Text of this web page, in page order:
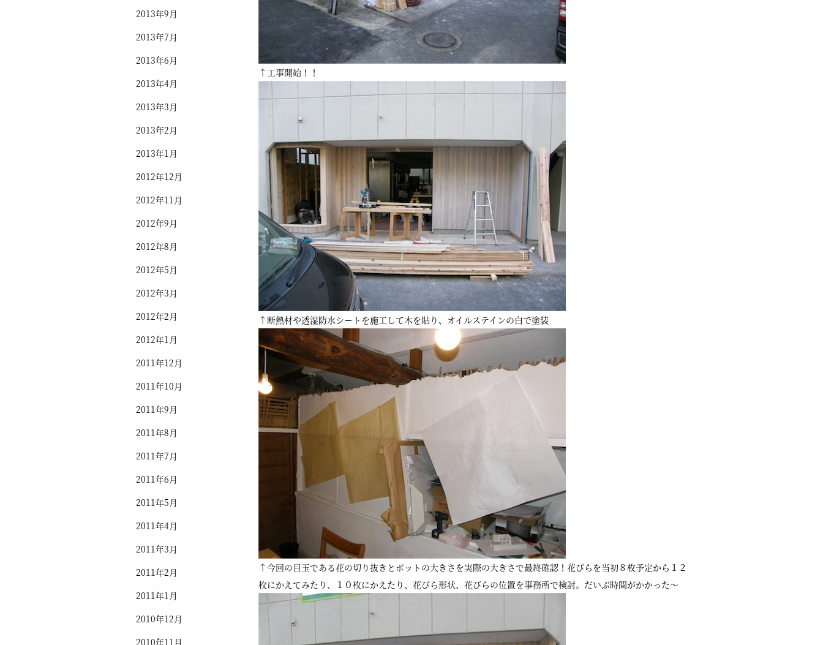
2013年9月
2013年7月
2013年6月
2013年4月
2013年3月
2013年2月
2013年1月
2012年12月
2012年11月
2012年9月
2012年8月
2012年5月
2012年3月
2012年2月
2012年1月
2011年12月
2011年10月
2011年9月
2011年8月
2011年7月
2011年6月
2011年5月
2011年4月
2011年3月
2011年2月
2011年1月
2010年12月
2010年11月
↑工事開始！！
↑断熱材や透湿防水シートを施工して木を貼り、オイルステインの白で塗装
↑今回の目玉である花の切り抜きとポットの大きさを実際の大きさで最終確認！花びらを当初８枚予定から１２
枚にかえてみたり、１０枚にかえたり、花びら形状、花びらの位置を事務所で検討。だいぶ時間がかかった〜